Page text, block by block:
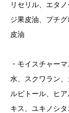
リセリル、エタ
ジ果皮油、プチ
皮油
・モイスチャーマ
水、スクワラン
ルビトール、ヒ
キス、ユキノシ